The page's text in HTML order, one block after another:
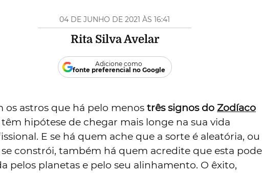
04 DE JUNHO DE 2021 ÀS 16:41
Rita Silva Avelar
Adicione como
fonte preferencial no Google
os astros que há pelo menos três signos do Zodíaco
hipótese de chegar mais longe na sua vida
E se há quem ache que a sorte é aleatória, ou
constrói, também há quem acredite que esta pode
pelos planetas e pelo seu alinhamento. O êxito,